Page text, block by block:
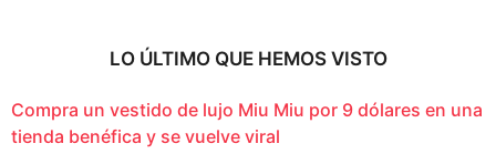
LO ÚLTIMO QUE HEMOS VISTO
Compra un vestido de lujo Miu Miu por 9 dólares en una
tienda benéfica y se vuelve viral